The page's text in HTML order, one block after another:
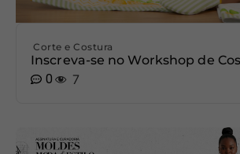
Corte e Costura
Inscreva-se no Workshop de
0
7